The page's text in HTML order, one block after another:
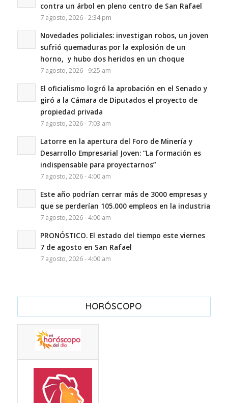
contra un árbol en pleno centro de San Rafael
7 agosto, 2026 - 2:34 pm
Novedades policiales: investigan robos, un joven
sufrió quemaduras por la explosión de un
horno, y hubo dos heridos en un choque
7 agosto, 2026 - 9:25 am
El oficialismo logró la aprobación en el Senado y
giró a la Cámara de Diputados el proyecto de
propiedad privada
7 agosto, 2026 - 7:03 am
Latorre en la apertura del Foro de Minería y
Desarrollo Empresarial Joven: “La formación es
indispensable para proyectarnos”
7 agosto, 2026 - 4:00 am
Este año podrían cerrar más de 3000 empresas y
que se perderían 105.000 empleos en la industria
7 agosto, 2026 - 4:00 am
PRONÓSTICO. El estado del tiempo este viernes
7 de agosto en San Rafael
7 agosto, 2026 - 4:00 am
HORÓSCOPO